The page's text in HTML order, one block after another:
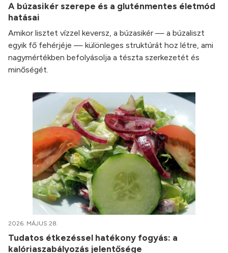
A búzasikér szerepe és a gluténmentes életmód
hatásai
Amikor lisztet vízzel keversz, a búzasikér — a búzaliszt
egyik fő fehérjéje — különleges struktúrát hoz létre, ami
nagymértékben befolyásolja a tészta szerkezetét és
minőségét.
2026. MÁJUS 28.
Tudatos étkezéssel hatékony fogyás: a
kalóriaszabályozás jelentősége